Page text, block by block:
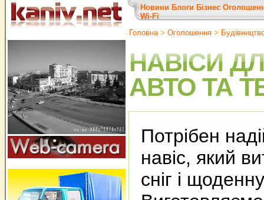
Новини Блоги Бізнес
Wi-Fi
Головна> Оголошення >
НАВІСИ
АВТО ТА
Потрібен
навіс, який
сніг і